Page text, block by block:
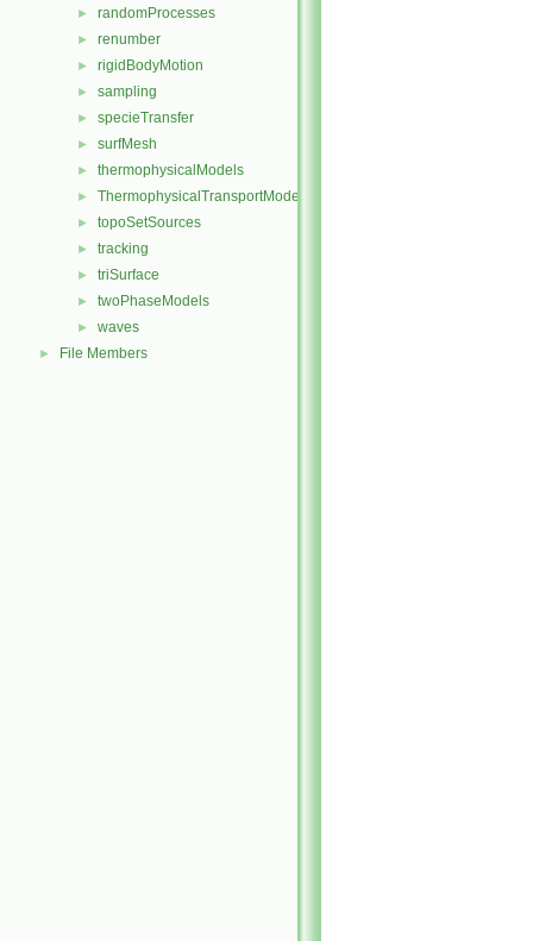
► randomProcesses
► renumber
► rigidBodyMotion
► sampling
► specieTransfer
► surfMesh
► thermophysicalModels
► ThermophysicalTransportModels
► topoSetSources
► tracking
► triSurface
► twoPhaseModels
► waves
► File Members